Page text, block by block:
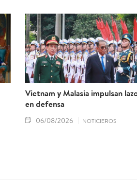
Vietnam y Malasia impulsan
en defensa
06/08/2026 NOTICIEROS